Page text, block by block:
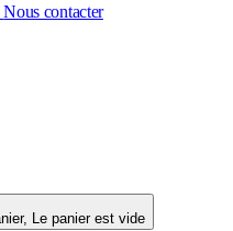
Nous contacter
Basculer le mini-panier, Le panier est vide